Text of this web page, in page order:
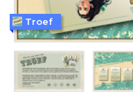
Troef